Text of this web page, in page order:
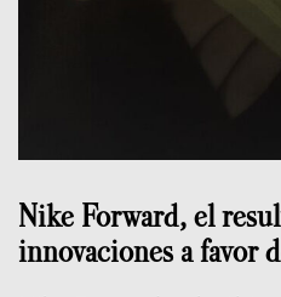
Nike Forward, el
innovaciones a favor